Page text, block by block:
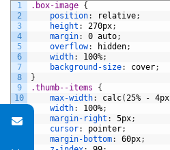
1
2
3
4
5
6
7
8
9
10
12
.box-image {
position: relative;
height : 270px;
margin: 0 auto;
overflow: hidden;
width: 100%;
background-size: cover;
}
.thumb--items {
max-width: calc(25% - 4px
width: 100%;
margin-right : 5px;
cursor: pointer;
margin-bottom: 60px;